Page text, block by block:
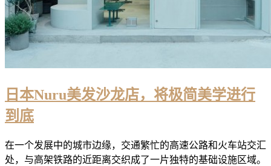
日本Nuru美发沙龙店，将极简美学进行
到底
在一个发展中的城市边缘，交通繁忙的高速公路和火车站交汇
处，与高架铁路的近距离交织成了一片独特的基础设施区域。